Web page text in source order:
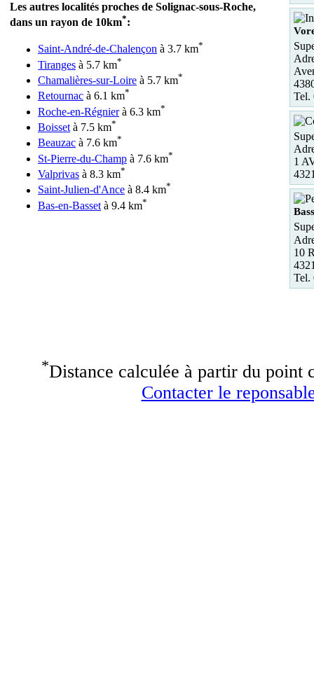
Les autres localités proches de Solignac-sous-Roche,
dans un rayon de 10km*:
Saint-André-de-Chalençon à 3.7 km*
Tiranges à 5.7 km*
Chamalières-sur-Loire à 5.7 km*
Retournac à 6.1 km*
Roche-en-Régnierà 6.3 km*
Boisset à 7.5 km*
Beauzac à 7.6 km*
St-Pierre-du-Champ à 7.6 km*
Valprivas à 8.3 km*
Saint-Julien-d'Ance à 8.4 km*
Bas-en-Basset à 9.4 km*
Tel.
1
10
Tel.
*Distance calculée à partir du point
Contacter le